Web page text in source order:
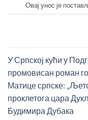
Овај унос је
У Српској кући у
промовисан роман
Матице српске:
проклетога цара
Будимира Дубака